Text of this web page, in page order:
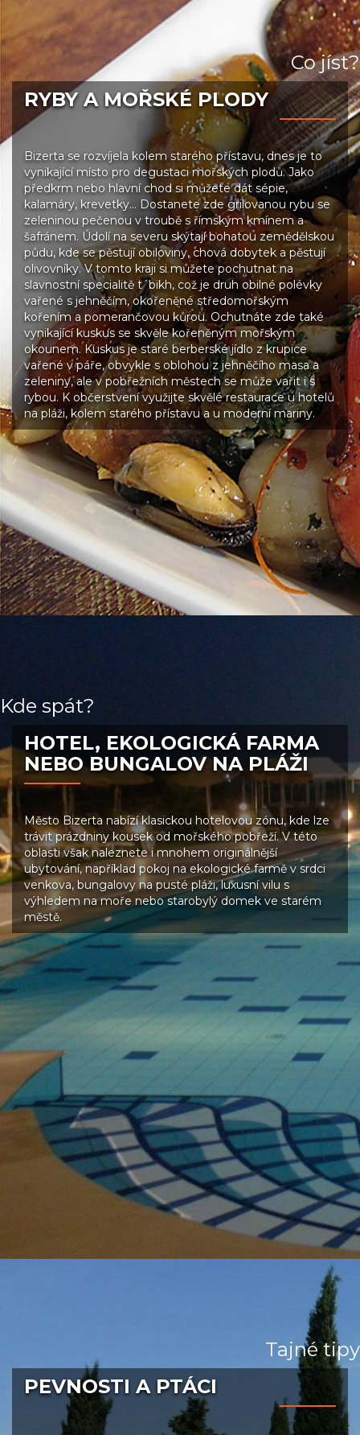
Co jíst?
RYBY A MOŘSKÉ PLODY
Bizerta se rozvíjela kolem starého přístavu, dnes je to
vynikající místo pro degustaci mořských plodů. Jako
předkrm nebo hlavní chod si můžete dát sépie,
kalamáry, krevetky… Dostanete zde grilovanou rybu se
zeleninou pečenou v troubě s římským kmínem a
šafránem. Údolí na severu skýtají bohatou zemědělskou
půdu, kde se pěstují obiloviny, chová dobytek a pěstují
olivovníky. V tomto kraji si můžete pochutnat na
slavnostní specialitě t´bikh, což je druh obilné polévky
vařené s jehněčím, okořeněné středomořským
kořením a pomerančovou kůrou. Ochutnáte zde také
vynikající kuskus se skvěle kořeněným mořským
okounem. Kuskus je staré berberské jídlo z krupice
vařené v páře, obvykle s oblohou z jehněčího masa a
zeleniny, ale v pobřežních městech se může vařit i s
rybou. K občerstvení využijte skvělé restaurace u hotelů
na pláži, kolem starého přístavu a u moderní mariny.
Kde spát?
HOTEL, EKOLOGICKÁ FARMA
NEBO BUNGALOV NA PLÁŽI
Město Bizerta nabízí klasickou hotelovou zónu, kde lze
trávit prázdniny kousek od mořského pobřeží. V této
oblasti však naleznete i mnohem originálnější
ubytování, například pokoj na ekologické farmě v srdci
venkova, bungalovy na pusté pláži, luxusní vilu s
výhledem na moře nebo starobylý domek ve starém
městě.
Tajné tipy
PEVNOSTI A PTÁCI